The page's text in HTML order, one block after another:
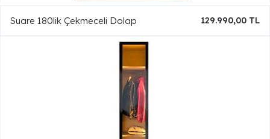
Suare 180lik Çekmeceli Dolap 129.990,00 TL